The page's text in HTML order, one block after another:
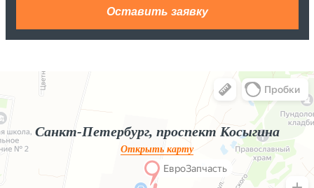
Яндекс.Карты
Яндекс.Карты — поиск мест и адресов, городской транспорт
Санкт-Петербург, проспект Косыгина
Открыть карту